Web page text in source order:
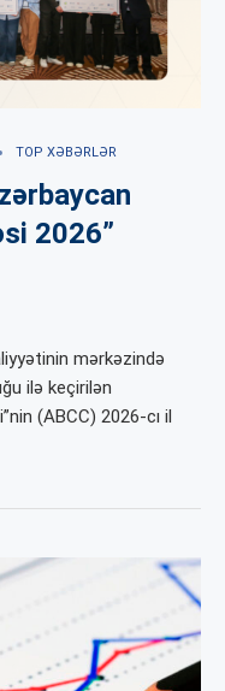
TOP XƏBƏRLƏR
2026”
mərkəzində
ilə keçirilən
(ABCC) 2026-cı il